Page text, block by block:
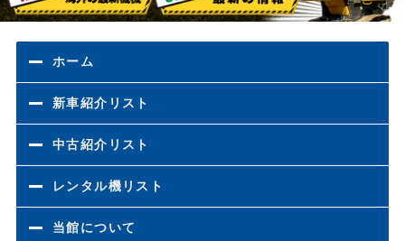
ホーム
新車紹介リスト
中古紹介リスト
レンタル機リスト
当館について